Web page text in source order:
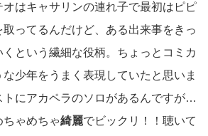
オはキャサリンの連れ子で最初はピピ
ってるんだけど、ある出来事をきっ
という繊細な役柄。ちょっとコミカ
少年をうまく表現していたと思いま
トにアカペラのソロがあるんですが…
ちゃめちゃ綺麗でビックリ！！聴いて